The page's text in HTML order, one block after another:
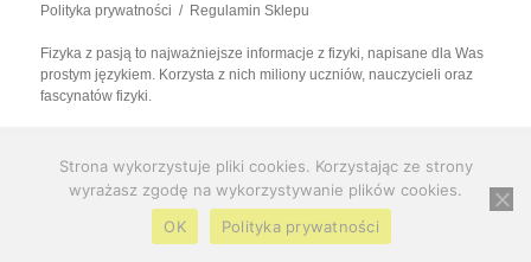
Polityka prywatności Regulamin Sklepu
Fizyka z pasją to najważniejsze informacje z fizyki, napisane dla Was
prostym językiem. Korzysta z nich miliony uczniów, nauczycieli oraz
fascynatów fizyki.
Strona wykorzystuje pliki cookies. Korzystając ze strony
wyrażasz zgodę na wykorzystywanie plików cookies.
OK
Polityka prywatności